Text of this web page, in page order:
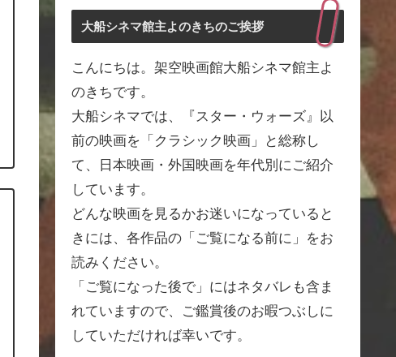
大船シネマ館主よのきちのご挨拶
こんにちは。架空映画館大船シネマ館主よ
のきちです。
大船シネマでは、『スター・ウォーズ』以
前の映画を「クラシック映画」と総称し
て、日本映画・外国映画を年代別にご紹介
しています。
どんな映画を見るかお迷いになっていると
きには、各作品の「ご覧になる前に」をお
読みください。
「ご覧になった後で」にはネタバレも含ま
れていますので、ご鑑賞後のお暇つぶしに
していただければ幸いです。